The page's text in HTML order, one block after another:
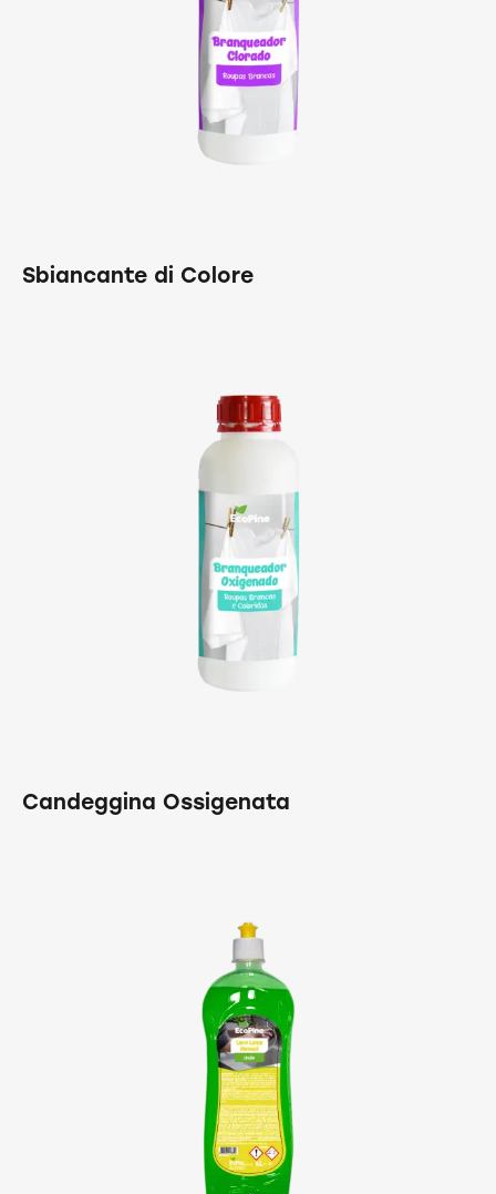
Sbiancante di Colore
Candeggina Ossigenata